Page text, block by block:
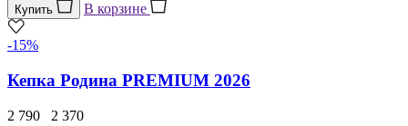
Купить В корзине
-15%
Кепка Родина PREMIUM 2026
2 790 2 370